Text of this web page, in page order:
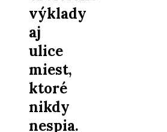
výklady
aj
ulice
miest,
ktoré
nikdy
nespia.